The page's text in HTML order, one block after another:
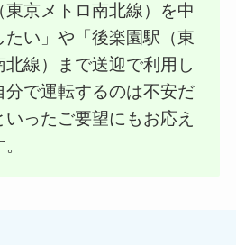
東京メトロ南北線）を中
たい」や「後楽園駅（東
北線）まで送迎で利用し
分で運転するのは不安だ
ったご要望にもお応え